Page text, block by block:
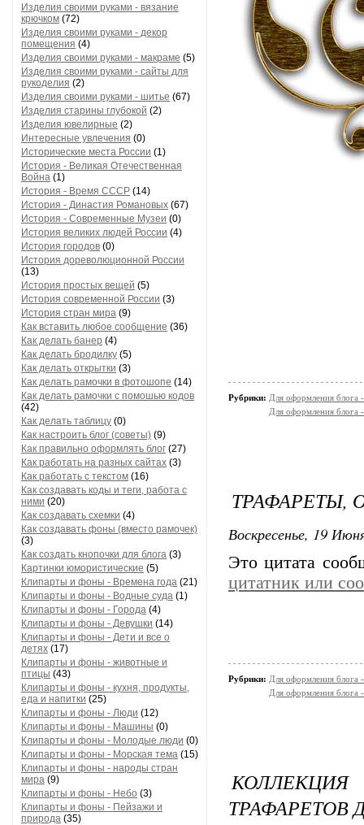
Изделия своими руками - вязание
крючком (72)
Изделия своими руками - декор
помещения (4)
Изделия своими руками - макраме (5)
Изделия своими руками - сайты для
рукоделия (2)
Изделия своими руками - шитье (67)
Изделия старины глубокой (2)
Изделия ювелирные (2)
Интересные увлечения (0)
Исторические места России (1)
История - Великая Отечественная
Война (1)
История - Время СССР (14)
История - Династия Романовых (67)
История - Современные Музеи (0)
История великих людей России (4)
История городов (0)
История дореволюционной России
(13)
История простых вещей (5)
История современной России (3)
История стран мира (9)
Как вставить любое сообщение (36)
Как делать банер (4)
Как делать бродилку (5)
Как делать открытки (3)
Как делать рамочки в фотошопе (14)
Как делать рамочки с помошью кодов
(42)
Как делать таблицу (0)
Как настроить блог (советы) (9)
Как правильно оформлять блог (27)
Как работать на разных сайтах (3)
Как работать с текстом (16)
Как создавать коды и теги, работа с
ними (20)
Как создавать схемки (4)
Как создавать фоны (вместо рамочек)
(3)
Как создать кнопочки для блога (3)
Картинки юмористические (5)
Клипарты и фоны - Времена года (21)
Клипарты и фоны - Водные суда (1)
Клипарты и фоны - Города (4)
Клипарты и фоны - Девушки (14)
Клипарты и фоны - Дети и все о
детях (17)
Клипарты и фоны - животные и
птицы (43)
Клипарты и фоны - кухня, продукты,
еда и напитки (25)
Клипарты и фоны - Люди (12)
Клипарты и фоны - Машины (0)
Клипарты и фоны - Молодые люди (0)
Клипарты и фоны - Морская тема (15)
Клипарты и фоны - народы стран
мира (9)
Клипарты и фоны - Небо (3)
Клипарты и фоны - Пейзажи и
природа (35)
Рубрики: Для оформления блога
Для оформления блога
ТРАФАРЕТЫ,
Воскресенье, 19
Это цитата
цитатник или
Рубрики: Для оформления блога
Для оформления блога
ТРАФАРЕТОВ